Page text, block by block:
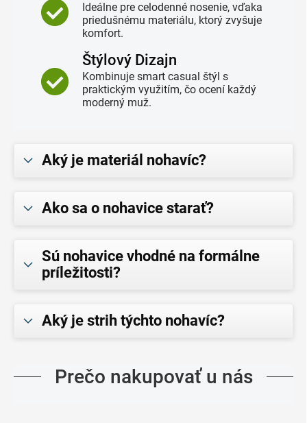
Ideálne pre celodenné nosenie, vďaka
priedušnému materiálu, ktorý zvyšuje
komfort.
Štýlový Dizajn
Kombinuje smart casual štýl s
praktickým využitím, čo ocení každý
moderný muž.
Aký je materiál nohavíc?
Ako sa o nohavice starať?
Sú nohavice vhodné na formálne
príležitosti?
Aký je strih týchto nohavíc?
Prečo nakupovať u nás